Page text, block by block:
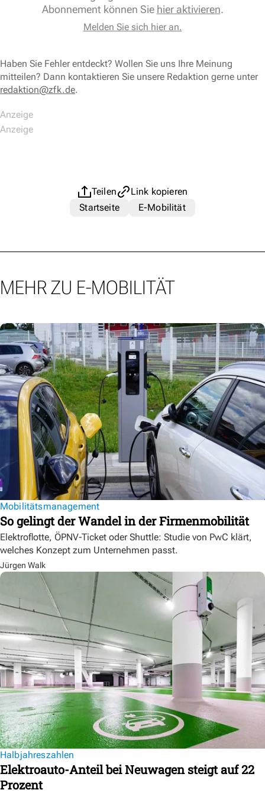
Abonnement können Sie hier aktivieren.
Melden Sie sich hier an.
Haben Sie Fehler entdeckt? Wollen Sie uns Ihre Meinung
mitteilen? Dann kontaktieren Sie unsere Redaktion gerne unter
redaktion@zfk.de.
Teilen
Link kopieren
Startseite
E-Mobilität
MEHR ZU E-MOBILITÄT
Mobilitätsmanagement
So gelingt der Wandel in der Firmenmobilität
Elektroflotte, ÖPNV-Ticket oder Shuttle: Studie von PwC klärt,
welches Konzept zum Unternehmen passt.
Jürgen Walk
Halbjahreszahlen
Elektroauto-Anteil bei Neuwagen steigt auf 22
Prozent